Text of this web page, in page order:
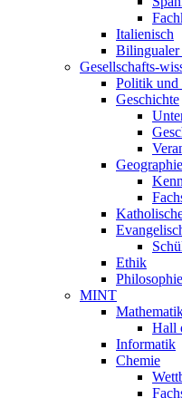
Italienisch
Gesellschafts-
Politik und
Geschichte
Geographie
Ethik
Philosophie
MINT
Hall
Informatik
Chemie